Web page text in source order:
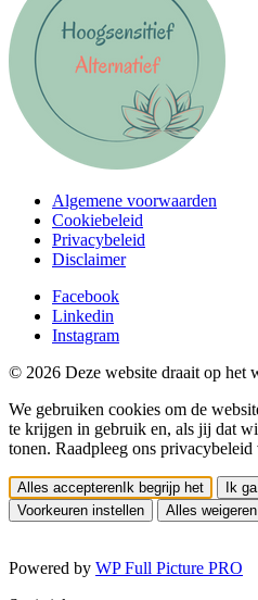
Algemene voorwaarden
Cookiebeleid
Privacybeleid
Disclaimer
Facebook
Linkedin
Instagram
© 2026 Deze website draait op het
We gebruiken cookies om de
te krijgen in gebruik en, als jij dat
tonen. Raadpleeg ons
Alles accepteren Ik begrijp het
Ik
Voorkeuren instellen
Alles weigeren
Powered by WP Full Picture PRO